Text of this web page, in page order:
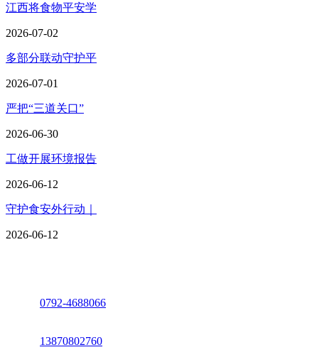
江西将食物平安学
2026-07-02
多部分联动守护平
2026-07-01
严把“三道关口”
2026-06-30
工做开展环境报告
2026-06-12
守护食安外行动｜
2026-06-12
0792-4688066
13870802760